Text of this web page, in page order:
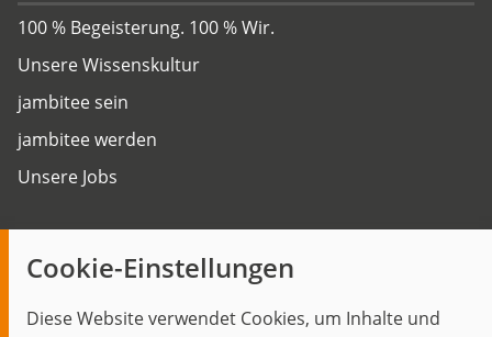
Cookie-Einstellungen
Diese Website verwendet Cookies, um Inhalte und
100 % Begeisterung. 100 % Wir.
Unsere Wissenskultur
jambitee sein
jambitee werden
Unsere Jobs
Themen im Fokus